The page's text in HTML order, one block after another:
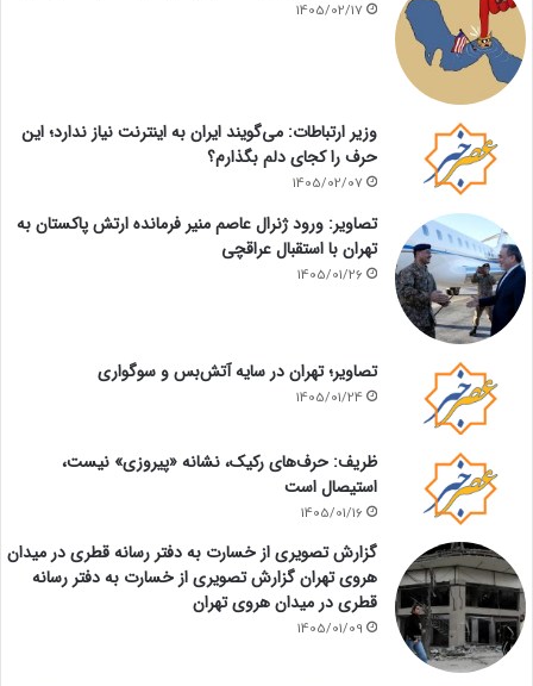
1405/02/17
وزیر ارتباطات: می‌گویند ایران به اینترنت نیاز ندارد؛ این
حرف را کجای دلم بگذارم؟
1405/02/07
تصاویر: ورود ژنرال عاصم منیر فرمانده ارتش پاکستان به
تهران با استقبال عراقچی
1405/01/26
تصاویر؛ تهران در سایه آتش‌بس و سوگواری
1405/01/24
ظریف: حرف‌های رکیک، نشانه «پیروزی» نیست،
استیصال است
1405/01/16
گزارش تصویری از خسارت به دفتر رسانه قطری در میدان
هروی تهران گزارش تصویری از خسارت به دفتر رسانه
قطری در میدان هروی تهران
1405/01/09